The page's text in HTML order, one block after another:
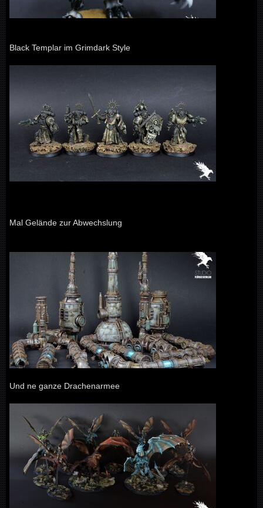
Black Templar im Grimdark Style
Mal Gelände zur Abwechslung
Und ne ganze Drachenarmee